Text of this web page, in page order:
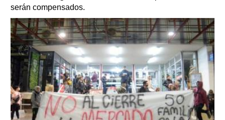
serán compensados.